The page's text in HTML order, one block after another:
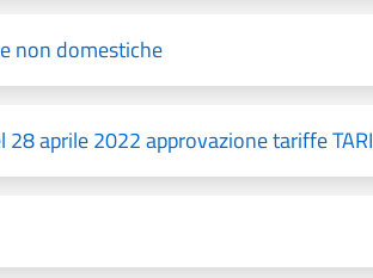
non domestiche
28 aprile 2022 approvazione tariffe TARI